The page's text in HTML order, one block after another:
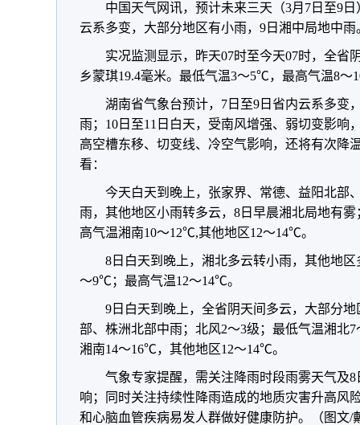
中国天气网讯，预计未来三天（3月7日至9
云系多变，大部分地区有小雨，9日湘中局地中雨
实况监测显示，昨天07时至今天07时，全省
乡蒙琪19.4毫米。最低气温3～5℃，最高气温8～
湖南省气象台预计，7日至9日省内云系多变
雨；10日至11日白天，受南风增强、弱切变影响
高空槽东移、切变线、冷空气影响，还将有次降
看：
今天白天到晚上，张家界、常德、益阳北部
雨，其他地区小雨转多云，8日早晨湘北局地有
高气温湘南10～12℃,其他地区12～14℃。
8日白天到晚上，湘北多云转小雨，其他地
～9℃；最高气温12～14℃。
9日白天到晚上，全省阴天间多云，大部分
部、株洲北部中雨；北风2～3级；最低气温湘
湘南14～16℃，其他地区12～14℃。
气象专家提醒，需关注降雨时段雨雾天气及
响；同时关注持续性降雨造成的地质灾害升高风
和心脑血管疾病易发人群做好健康防护。（图文/